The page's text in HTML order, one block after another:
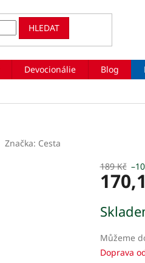
HLEDAT
Devocionálie Blog
Značka: Cesta
189 Kč
cena:
Můžeme
Doprava